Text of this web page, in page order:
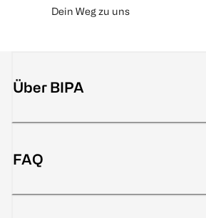
Dein Weg zu uns
Über BIPA
FAQ